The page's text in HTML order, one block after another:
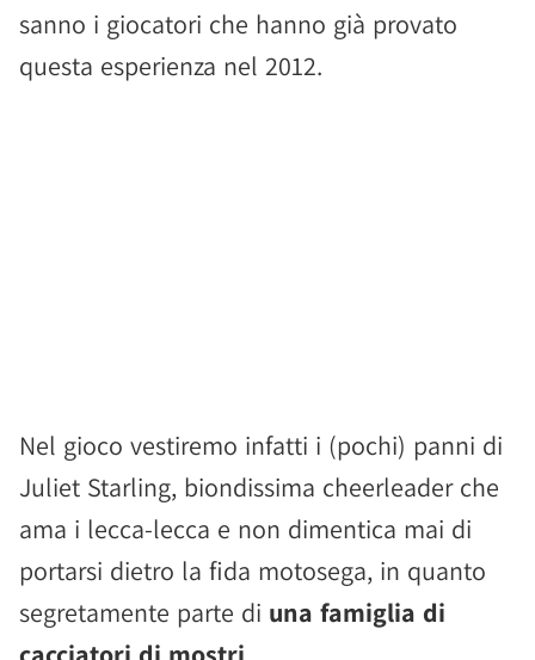
sanno i giocatori che hanno già provato
questa esperienza nel 2012.
Nel gioco vestiremo infatti i (pochi) panni di
Juliet Starling, biondissima cheerleader che
ama i lecca-lecca e non dimentica mai di
portarsi dietro la fida motosega, in quanto
segretamente parte di una famiglia di